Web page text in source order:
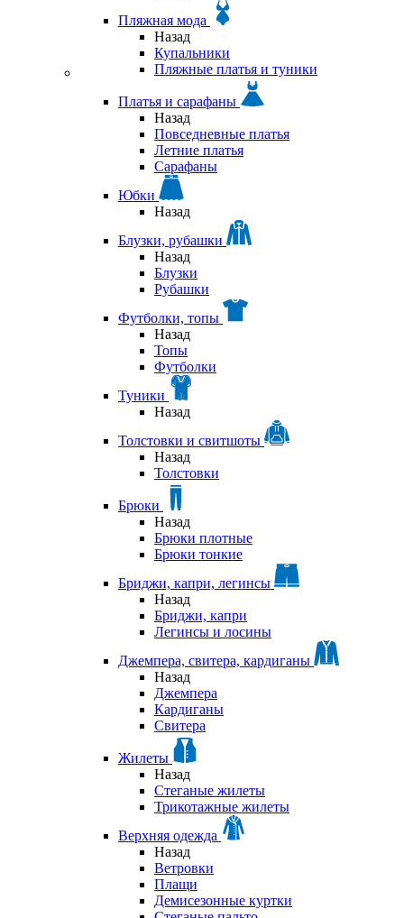
Пляжная мода
Назад
Купальники
Пляжные платья и туники
Платья и сарафаны
Назад
Повседневные платья
Летние платья
Сарафаны
Юбки
Назад
Блузки, рубашки
Назад
Блузки
Рубашки
Футболки, топы
Назад
Топы
Футболки
Туники
Назад
Толстовки и свитшоты
Назад
Толстовки
Брюки
Назад
Брюки плотные
Брюки тонкие
Бриджи, капри, легинсы
Назад
Бриджи, капри
Легинсы и лосины
Джемпера, свитера, кардиганы
Назад
Джемпера
Кардиганы
Свитера
Жилеты
Назад
Стеганые жилеты
Трикотажные жилеты
Верхняя одежда
Назад
Ветровки
Плащи
Демисезонные куртки